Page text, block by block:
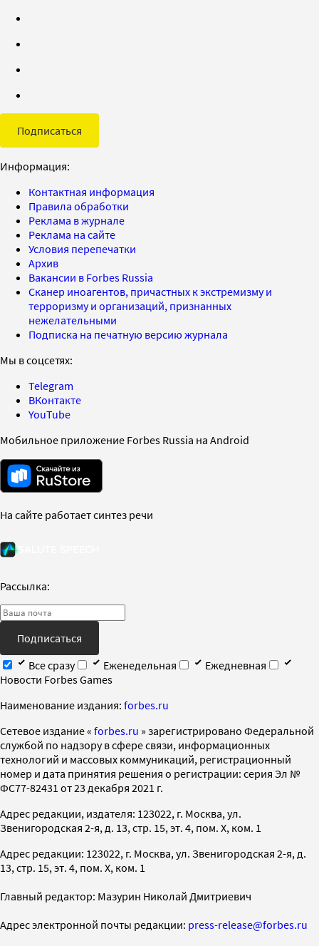
Подписаться
Информация:
Контактная информация
Правила обработки
Реклама в журнале
Реклама на сайте
Условия перепечатки
Архив
Вакансии в Forbes Russia
Сканер иноагентов, причастных к экстремизму и
терроризму и организаций, признанных
нежелательными
Подписка на печатную версию журнала
Мы в соцсетях:
Telegram
ВКонтакте
YouTube
Мобильное приложение Forbes Russia на Android
На сайте работает синтез речи
Рассылка:
Подписаться
Все сразу
Еженедельная
Ежедневная
Новости Forbes Games
Наименование издания: forbes.ru
Cетевое издание « forbes.ru » зарегистрировано Федеральной
службой по надзору в сфере связи, информационных
технологий и массовых коммуникаций, регистрационный
номер и дата принятия решения о регистрации: серия Эл №
ФС77-82431 от 23 декабря 2021 г.
Адрес редакции, издателя: 123022, г. Москва, ул.
Звенигородская 2-я, д. 13, стр. 15, эт. 4, пом. X, ком. 1
Адрес редакции: 123022, г. Москва, ул. Звенигородская 2-я, д.
13, стр. 15, эт. 4, пом. X, ком. 1
Главный редактор: Мазурин Николай Дмитриевич
Адрес электронной почты редакции: press-release@forbes.ru